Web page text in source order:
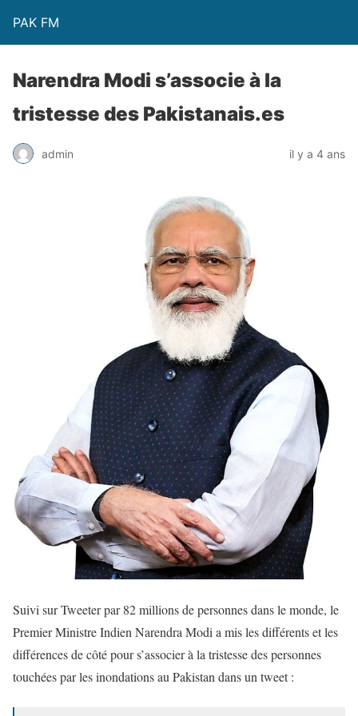
PAK FM
Narendra Modi s’associe à la
tristesse des Pakistanais.es
admin il y a 4 ans
Suivi sur Tweeter par 82 millions de personnes dans le monde, le
Premier Ministre Indien Narendra Modi a mis les différents et les
différences de côté pour s’associer à la tristesse des personnes
touchées par les inondations au Pakistan dans un tweet :